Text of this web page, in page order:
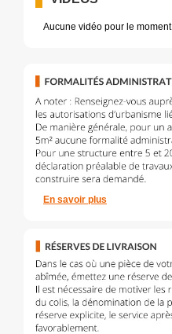
Aucune vidéo pour le moment
En savoir plus